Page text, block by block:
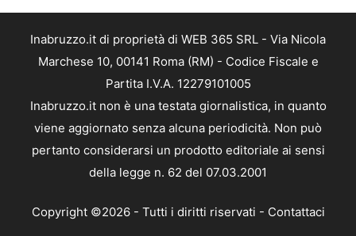
Inabruzzo.it di proprietà di WEB 365 SRL - Via Nicola
Marchese 10, 00141 Roma (RM) - Codice Fiscale e
Partita I.V.A. 12279101005
Inabruzzo.it non è una testata giornalistica, in quanto
viene aggiornato senza alcuna periodicità. Non può
pertanto considerarsi un prodotto editoriale ai sensi
della legge n. 62 del 07.03.2001
Copyright ©2026 - Tutti i diritti riservati - Contattaci